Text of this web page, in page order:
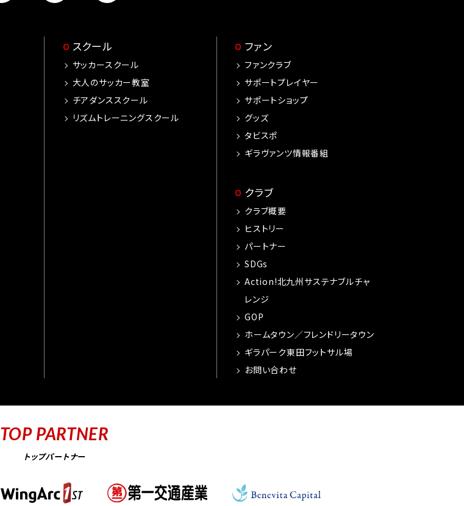
スクール
サッカースクール
大人のサッカー教室
チアダンススクール
リズムトレーニングスクール
ファン
ファンクラブ
サポートプレイヤー
サポートショップ
グッズ
タビスポ
ギラヴァンツ情報番組
クラブ
クラブ概要
ヒストリー
パートナー
SDGs
Action!北九州サステナブルチャ
レンジ
GOP
ホームタウン／フレンドリータウン
ギラパーク東田フットサル場
お問い合わせ
TOP PARTNER
トップパートナー